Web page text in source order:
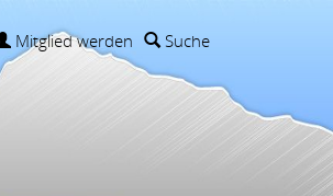
Mitglied werden
Suche